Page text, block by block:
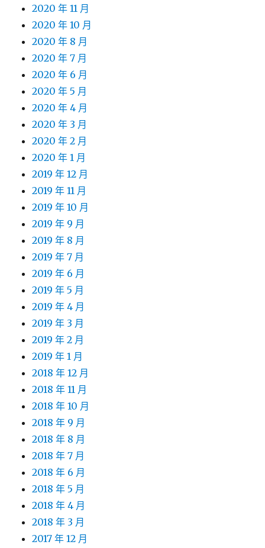
2020 年 11 月
2020 年 10 月
2020 年 8 月
2020 年 7 月
2020 年 6 月
2020 年 5 月
2020 年 4 月
2020 年 3 月
2020 年 2 月
2020 年 1 月
2019 年 12 月
2019 年 11 月
2019 年 10 月
2019 年 9 月
2019 年 8 月
2019 年 7 月
2019 年 6 月
2019 年 5 月
2019 年 4 月
2019 年 3 月
2019 年 2 月
2019 年 1 月
2018 年 12 月
2018 年 11 月
2018 年 10 月
2018 年 9 月
2018 年 8 月
2018 年 7 月
2018 年 6 月
2018 年 5 月
2018 年 4 月
2018 年 3 月
2017 年 12 月